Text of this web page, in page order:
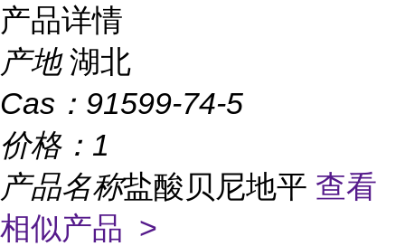
产品详情
产地 湖北
Cas： 91599-74-5
价格： 1
产品名称盐酸贝尼地平 查看
相似产品 >